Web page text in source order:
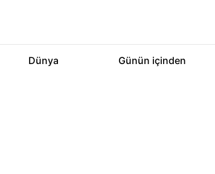
Dünya Günün içinden